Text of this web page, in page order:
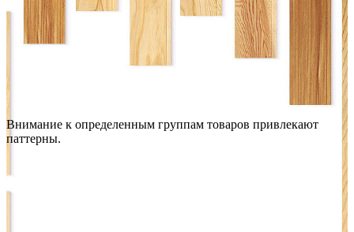
Внимание к определенным группам товаров привлекают
паттерны.